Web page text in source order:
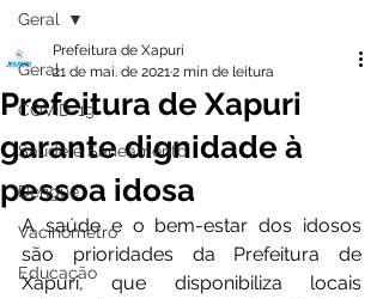
Geral
COVID-19
Saúde e Saneamento
Dengue
Vacinômetro
Educação
Geral
Prefeitura de Xapuri
garante dignidade à
pessoa idosa
Prefeitura de Xapuri
21 de mai. de 20212 min de leitura
A saúde e o bem-estar dos idosos
são prioridades da Prefeitura de
Xapuri, que disponibiliza locais